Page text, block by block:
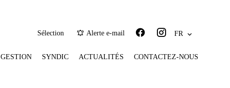
Sélection Alerte e-mail FR
GESTION SYNDIC ACTUALITÉS CONTACTEZ-NOUS